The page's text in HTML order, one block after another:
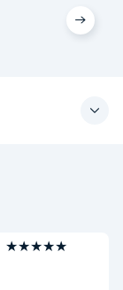
★★★★★